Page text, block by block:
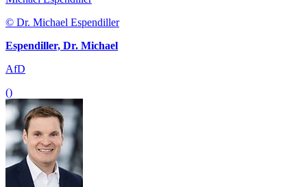
© Dr. Michael Espendiller
Espendiller, Dr. Michael
AfD
()